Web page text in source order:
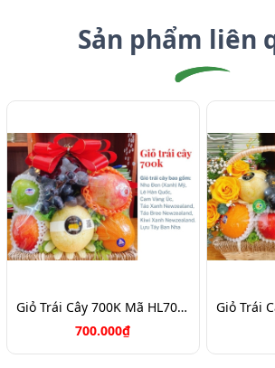
Sản phẩm liên
Giỏ Trái Cây 700K Mã HL7088
700.000₫